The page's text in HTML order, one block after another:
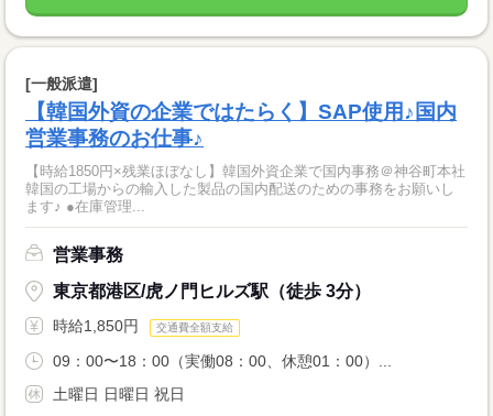
[一般派遣]
【韓国外資の企業ではたらく】SAP使用♪国内
営業事務のお仕事♪
【時給1850円×残業ほぼなし】韓国外資企業で国内事務＠神谷町本社
韓国の工場からの輸入した製品の国内配送のための事務をお願いし
ます♪ ●在庫管理...
営業事務
東京都港区/虎ノ門ヒルズ駅（徒歩 3分）
時給1,850円 交通費全額支給
09：00〜18：00（実働08：00、休憩01：00）...
土曜日 日曜日 祝日